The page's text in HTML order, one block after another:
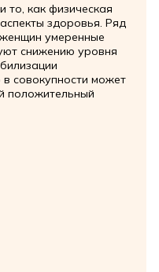
то, как физическая
здоровья. Ряд
умеренные
снижению уровня
совокупности может
положительный